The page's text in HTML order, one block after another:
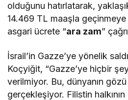
olduğunu hatırlatarak,
14.469 TL maaşla geçinmeye
asgari ücrete “ara zam”
İsrail’in Gazze’ye yönelik
Koçyiğit, “Gazze’ye hiçbir
verilmiyor. Bu, dünyanın
gerçekleşiyor. Filistin